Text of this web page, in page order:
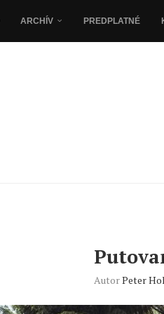
ARCHÍV PREDPLATNÉ
AutorPeter